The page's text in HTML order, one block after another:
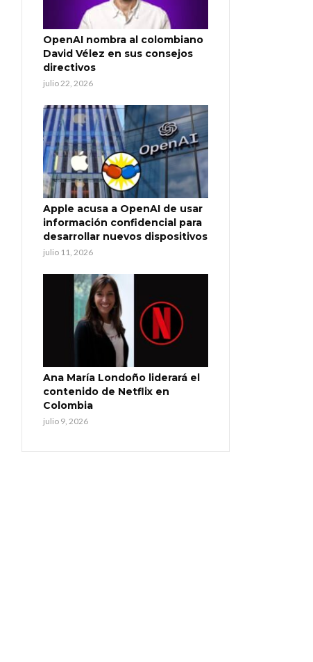
OpenAI nombra al colombiano
David Vélez en sus consejos
directivos
julio 22, 2026
Apple acusa a OpenAI de usar
información confidencial para
desarrollar nuevos dispositivos
julio 11, 2026
Ana María Londoño liderará el
contenido de Netflix en
Colombia
julio 9, 2026